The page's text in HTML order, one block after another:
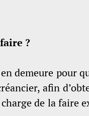
?
demeure pour
afin
de la faire